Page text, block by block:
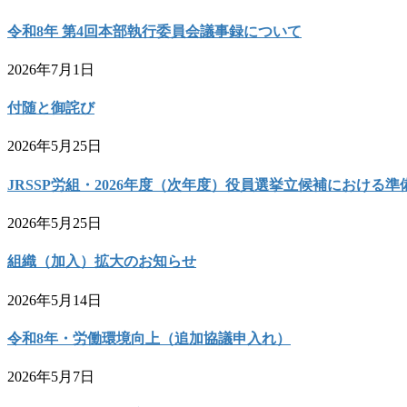
令和8年 第4回本部執行委員会議事録について
2026年7月1日
付随と御詫び
2026年5月25日
JRSSP労組・2026年度（次年度）役員選挙立候補における準
2026年5月25日
組織（加入）拡大のお知らせ
2026年5月14日
令和8年・労働環境向上（追加協議申入れ）
2026年5月7日